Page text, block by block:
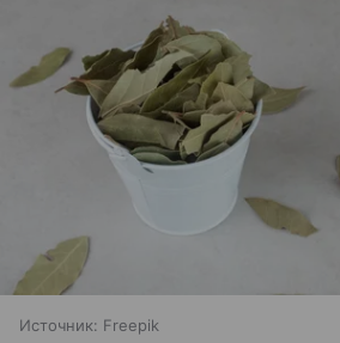
Источник: Freepik